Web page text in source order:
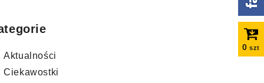
0 szt
Aktualności
Ciekawostki